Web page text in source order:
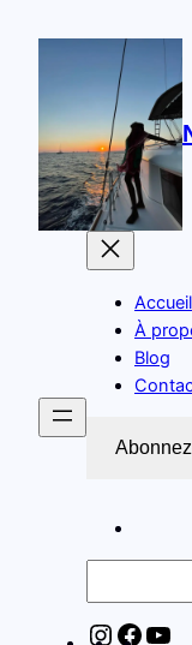
Accueil
À
Blog
Instagram